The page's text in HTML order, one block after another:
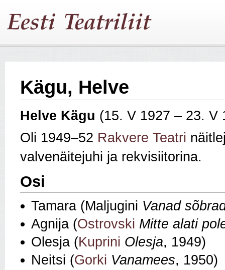
Kägu, Helve
Helve Kägu (15. V 1927 – 23. V
Oli 1949–52 Rakvere Teatri
valvenäitejuhi ja rekvisiitorina.
Osi
Tamara (Maljugini Vanad
Agnija (Ostrovski Mitte alati
Olesja (Kuprini Olesja, 1949)
Neitsi (Gorki Vanamees, 1950)